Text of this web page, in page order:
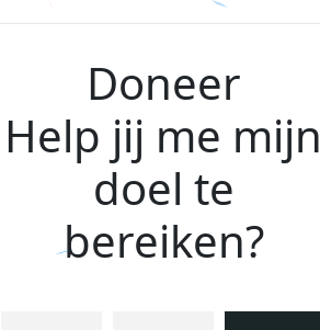
Doneer
Help jij me mijn
doel te
bereiken?